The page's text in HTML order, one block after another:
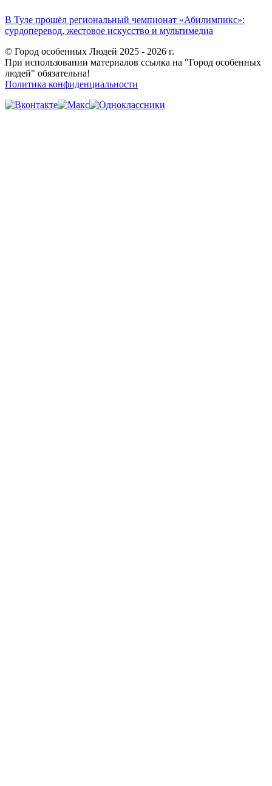
В Туле прошёл региональный чемпионат «Абилимпикс»:
сурдоперевод, жестовое искусство и мультимедиа
© Город особенных Людей 2025 - 2026 г.
При использовании материалов ссылка на "Город особенных
людей" обязательна!
Политика конфиденциальности